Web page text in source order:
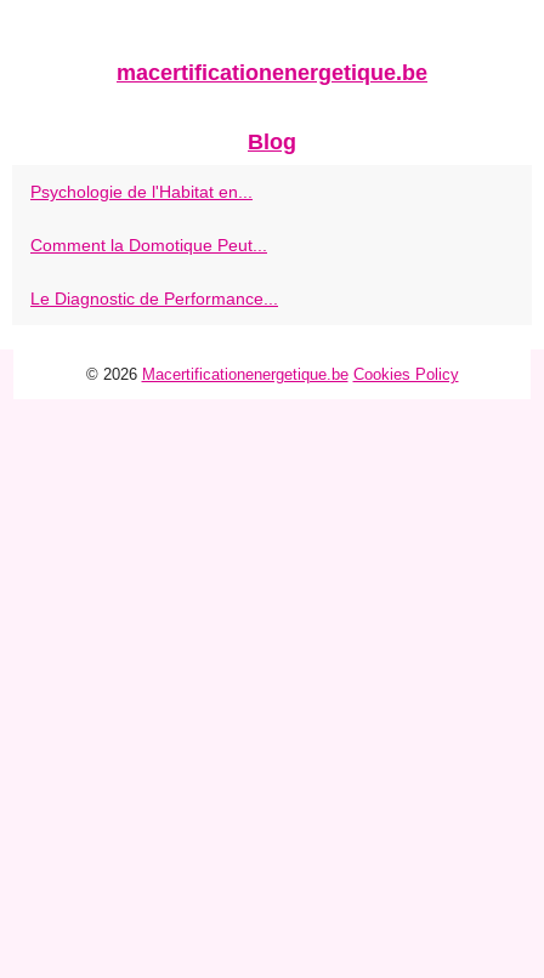
macertificationenergetique.be
Blog
Psychologie de l'Habitat en...
Comment la Domotique Peut...
Le Diagnostic de Performance...
© 2026 Macertificationenergetique.be Cookies Policy